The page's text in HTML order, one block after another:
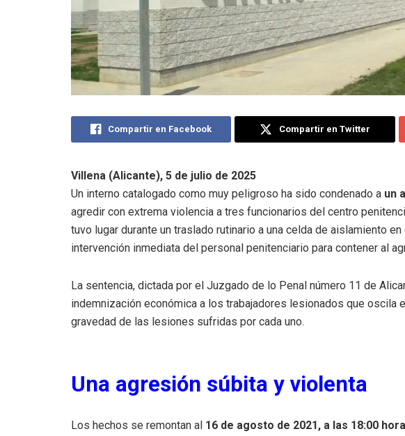
Compartir en Facebook Compartir en Twitter
Villena (Alicante), 5 de julio de 2025
Un interno catalogado como muy peligroso ha sido condenado a un
agredir con extrema violencia a tres funcionarios del centro
tuvo lugar durante un traslado rutinario a una celda de aislamiento
intervención inmediata del personal penitenciario para contener al
La sentencia, dictada por el Juzgado de lo Penal número 11 de
indemnización económica a los trabajadores lesionados que oscila
gravedad de las lesiones sufridas por cada uno.
Una agresión súbita y violenta
Los hechos se remontan al 16 de agosto de 2021, a las 18:00